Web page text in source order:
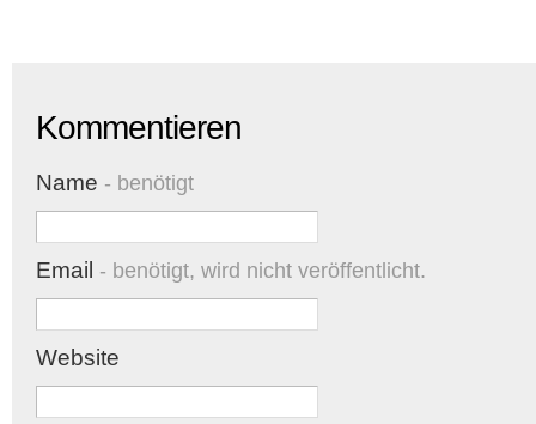
Kommentieren
Name - benötigt
Email - benötigt, wird nicht veröffentlicht.
Website